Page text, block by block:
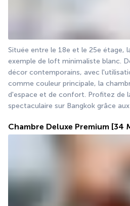
Située entre le 18e et le 25e étage,
exemple de loft minimaliste blanc.
décor contemporains, avec
comme couleur principale, la
d'espace et de confort. Profitez de
spectaculaire sur Bangkok grâce
Chambre Deluxe Premium [34